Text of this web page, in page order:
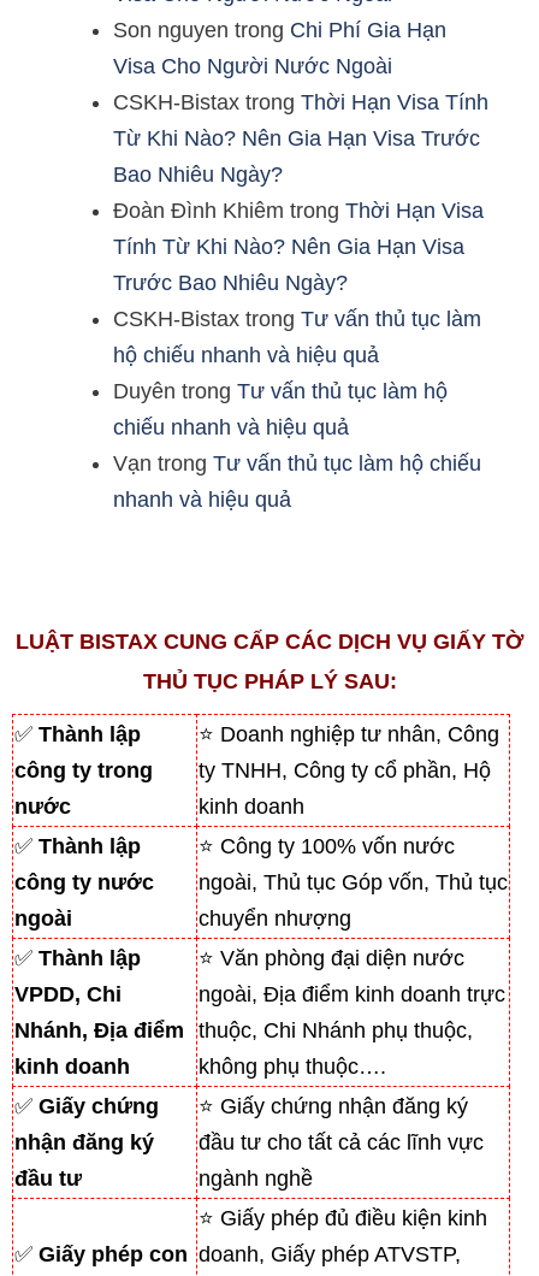
Son nguyen trong Chi Phí Gia Hạn
Visa Cho Người Nước Ngoài
CSKH-Bistax trong Thời Hạn Visa Tính
Từ Khi Nào? Nên Gia Hạn Visa Trước
Bao Nhiêu Ngày?
Đoàn Đình Khiêm trong Thời Hạn Visa
Tính Từ Khi Nào? Nên Gia Hạn Visa
Trước Bao Nhiêu Ngày?
CSKH-Bistax trong Tư vấn thủ tục làm
hộ chiếu nhanh và hiệu quả
Duyên trong Tư vấn thủ tục làm hộ
chiếu nhanh và hiệu quả
Vạn trong Tư vấn thủ tục làm hộ chiếu
nhanh và hiệu quả
LUẬT BISTAX CUNG CẤP CÁC DỊCH VỤ GIẤY TỜ
THỦ TỤC PHÁP LÝ SAU:
✅ Thành lập
công ty trong
nước
⭐ Doanh nghiệp tư nhân, Công
ty TNHH, Công ty cổ phần, Hộ
kinh doanh
✅ Thành lập
công ty nước
ngoài
⭐ Công ty 100% vốn nước
ngoài, Thủ tục Góp vốn, Thủ tục
chuyển nhượng
✅ Thành lập
VPDD, Chi
Nhánh, Địa điểm
kinh doanh
⭐ Văn phòng đại diện nước
ngoài, Địa điểm kinh doanh trực
thuộc, Chi Nhánh phụ thuộc,
không phụ thuộc….
✅ Giấy chứng
nhận đăng ký
đầu tư
⭐ Giấy chứng nhận đăng ký
đầu tư cho tất cả các lĩnh vực
ngành nghề
✅ Giấy phép con
⭐ Giấy phép đủ điều kiện kinh
doanh, Giấy phép ATVSTP,